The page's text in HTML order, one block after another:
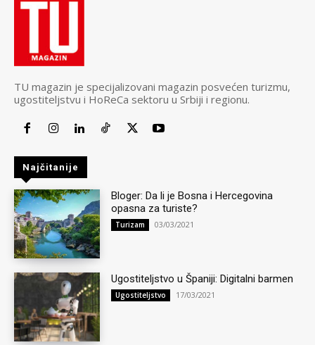
TU magazin je specijalizovani magazin posvećen turizmu,
ugostiteljstvu i HoReCa sektoru u Srbiji i regionu.
Najčitanije
Bloger: Da li je Bosna i Hercegovina
opasna za turiste?
Turizam 03/03/2021
Ugostiteljstvo u Španiji: Digitalni barmen
Ugostiteljstvo 17/03/2021